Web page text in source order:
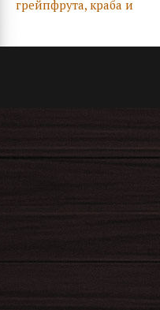
грейпфрута, краба и